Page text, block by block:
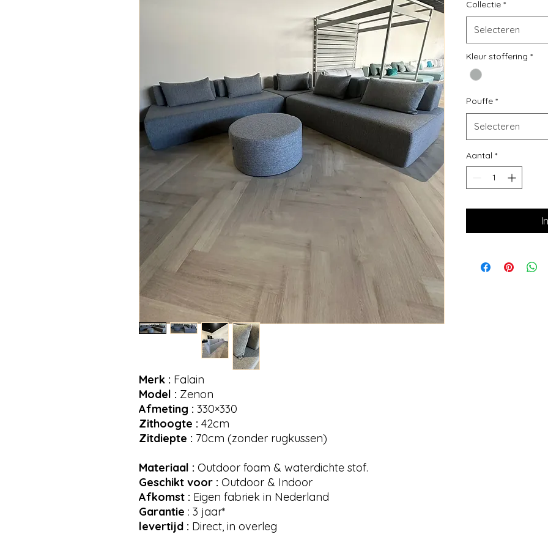
Merk : Falain
Model : Zenon
Afmeting : 330×330
Zithoogte : 42cm
Zitdiepte : 70cm (zonder rugkussen)
Materiaal : Outdoor foam & waterdichte stof.
Geschikt voor : Outdoor & Indoor
Afkomst : Eigen fabriek in Nederland
Garantie : 3 jaar*
levertijd : Direct, in overleg
Collectie *
Selecteren
Kleur stoffering *
Pouffe *
Selecteren
Aantal *